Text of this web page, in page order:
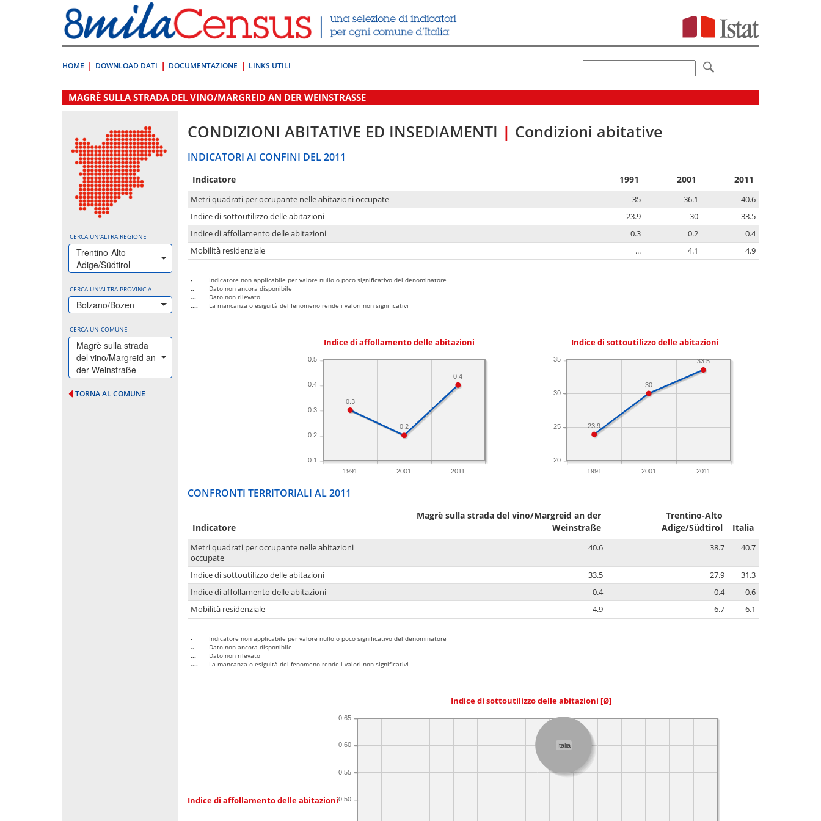
direttamente
a:
Contenuto
HOME DOWNLOAD DATI DOCUMENTAZIONE LINKS UTILI
.
MAGRÈ SULLA STRADA DEL VINO/MARGREID AN DER WEINSTRASSE
CERCA UN'ALTRA REGIONE
Trentino-Alto
Adige/Südtirol
CERCA UN'ALTRA PROVINCIA
Bolzano/Bozen
CERCA UN COMUNE
Magrè sulla strada
del vino/Margreid an
der Weinstraße
TORNA AL COMUNE
CONDIZIONI ABITATIVE ED INSEDIAMENTI | Condizioni abitative
INDICATORI AI CONFINI DEL 2011
Indicatore 1991 2001 2011
Metri quadrati per occupante nelle abitazioni occupate 35 36.1
40.6
Indice di sottoutilizzo delle abitazioni
23.9 30
33.5
Indice di affollamento delle abitazioni
0.3 0.2
0.4
Mobilità residenziale
... 4.1 4.9
-
Indicatore non applicabile per valore nullo o poco significativo del denominatore
..
Dato non ancora disponibile
...
Dato non rilevato
....
La mancanza o esiguità del fenomeno rende i valori non significativi
Indice di affollamento delle abitazioni
1991 2001 2011
0.1
0.2
0.3
0.4
0.5
0.4
0.2
0.3
Indice di sottoutilizzo delle abitazioni
1991 2001 2011
20
25
30
35 33.5
30
23.9
CONFRONTI TERRITORIALI AL 2011
Indicatore
Magrè sulla strada del vino/Margreid an der
Weinstraße
Trentino-Alto
Adige/Südtirol
Italia
Metri quadrati per occupante nelle abitazioni
occupate
40.6 38.7 40.7
Indice di sottoutilizzo delle abitazioni 33.5 27.9
31.3
Indice di affollamento delle abitazioni
0.4 0.4
0.6
Mobilità residenziale
4.9 6.7 6.1
-
Indicatore non applicabile per valore nullo o poco significativo del denominatore
..
Dato non ancora disponibile
...
Dato non rilevato
....
La mancanza o esiguità del fenomeno rende i valori non significativi
Indice di sottoutilizzo delle abitazioni [Ø]
Indice di affollamento delle abitazioni0.50
0.55
0.60
0.65
Italia